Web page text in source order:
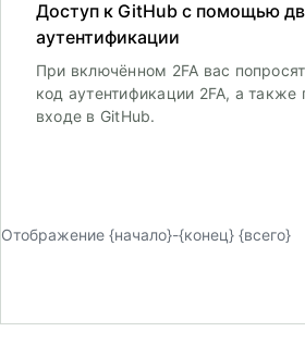
Доступ к GitHub с помощью
аутентификации
При включённом 2FA вас
код аутентификации 2FA, а также
входе в GitHub.
Отображение {начало}-{конец} {всего}